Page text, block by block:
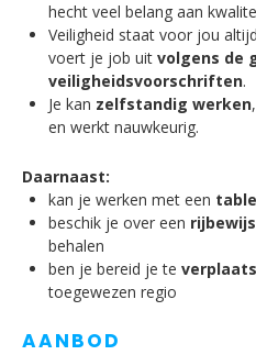
hecht veel belang aan
Veiligheid staat voor jou
voert je job uit volgens de
veiligheidsvoorschriften.
Je kan zelfstandig werken
en werkt nauwkeurig.
Daarnaast:
kan je werken met een
beschik je over een
behalen
ben je bereid je te
toegewezen regio
AANBOD